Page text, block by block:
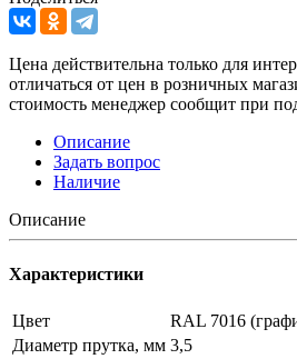
Цена действительна только для
отличаться от цен в розничных
стоимость менеджер сообщит при
Описание
Задать вопрос
Наличие
Описание
Характеристики
Цвет
RAL 7016
Диаметр прутка, мм 3,5